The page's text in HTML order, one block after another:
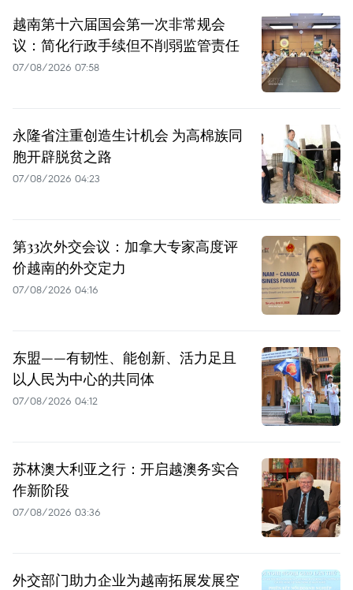
越南第十六届国会第一次非常规会
议：简化行政手续但不削弱监管责任
07/08/2026 07:58
永隆省注重创造生计机会 为高棉族同
胞开辟脱贫之路
07/08/2026 04:23
第33次外交会议：加拿大专家高度评
价越南的外交定力
07/08/2026 04:16
东盟——有韧性、能创新、活力足且
以人民为中心的共同体
07/08/2026 04:12
苏林澳大利亚之行：开启越澳务实合
作新阶段
07/08/2026 03:36
外交部门助力企业为越南拓展发展空